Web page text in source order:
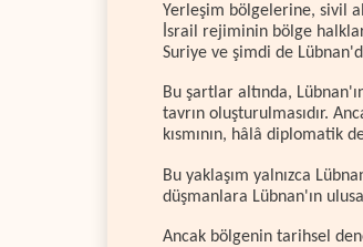
Yerleşim bölgelerine, sivil
İsrail rejiminin bölge
Suriye ve şimdi de
Bu şartlar altında,
tavrın oluşturulmasıdır.
kısmının, hâlâ diplomatik
Bu yaklaşım yalnızca
düşmanlara Lübnan'ın
Ancak bölgenin tarihsel